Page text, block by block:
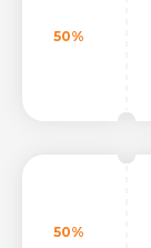
50%
50%